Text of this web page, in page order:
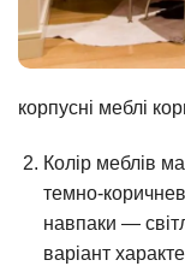
корпусні меблі
Колір меблів
темно-
навпаки —
варіант